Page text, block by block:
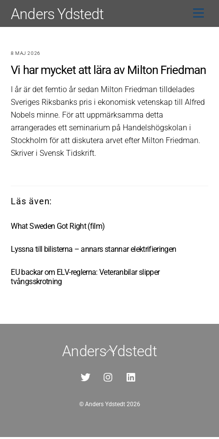
Anders Ydstedt
8 MAJ 2026
Vi har mycket att lära av Milton Friedman
I år är det femtio år sedan Milton Friedman tilldelades
Sveriges Riksbanks pris i ekonomisk vetenskap till Alfred
Nobels minne. För att uppmärksamma detta
arrangerades ett seminarium på Handelshögskolan i
Stockholm för att diskutera arvet efter Milton Friedman.
Skriver i Svensk Tidskrift.
What Sweden Got Right (film)
Lyssna till bilisterna – annars stannar elektrifieringen
EU backar om ELV-reglerna: Veteranbilar slipper
tvångsskrotning
Back
Top
Anders Ydstedt
© Anders Ydstedt2026